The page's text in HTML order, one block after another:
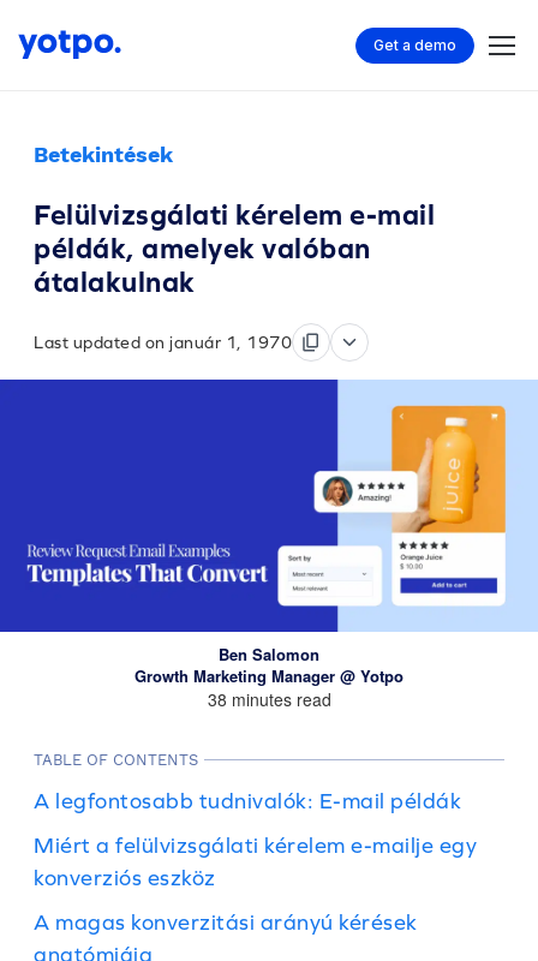
Get a demo
Betekintések
Felülvizsgálati kérelem e-mail
példák, amelyek valóban
átalakulnak
Last updated on január 1, 1970
Ben Salomon
Growth Marketing Manager @ Yotpo
38 minutes read
TABLE OF CONTENTS
A legfontosabb tudnivalók: E-mail példák
Miért a felülvizsgálati kérelem e-mailje egy
konverziós eszköz
A magas konverzitási arányú kérések
anatómiája